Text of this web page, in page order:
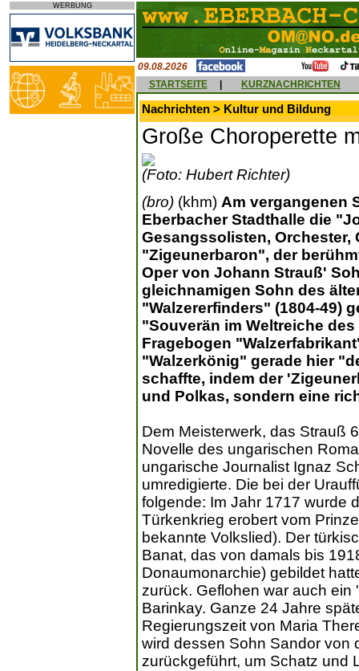
WERBUNG
09.08.2026
STARTSEITE
KURZNACHRICHTEN
Nachrichten > Kultur und Bildung
Große Choroperette
(Foto: Hubert Richter)
(bro) (khm) Am vergangenen
Eberbacher Stadthalle die
Gesangssolisten, Orchester,
"Zigeunerbaron", der
Oper von Johann Strauß'
gleichnamigen Sohn des
"Walzererfinders" (1804-49)
"Souverän im Weltreiche
Fragebogen
"Walzerkönig" gerade hier
schaffte, indem der
und Polkas, sondern eine
Dem Meisterwerk, das Strauß
Novelle des ungarischen
ungarische Journalist Ignaz
umredigierte. Die bei der
folgende: Im Jahr 1717 wurde
Türkenkrieg erobert vom
bekannte Volkslied). Der
Banat, das von damals bis
Donaumonarchie) gebildet
zurück. Geflohen war auch
Barinkay. Ganze 24 Jahre
Regierungszeit von Maria
wird dessen Sohn Sandor von
zurückgeführt, um Schatz und